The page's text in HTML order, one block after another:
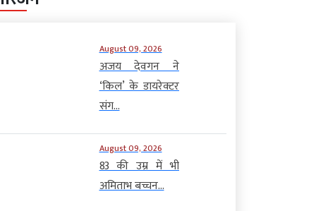
August 09, 2026
अजय देवगन ने
‘किल’ के डायरेक्टर
संग...
August 09, 2026
83 की उम्र में भी
अमिताभ बच्चन...